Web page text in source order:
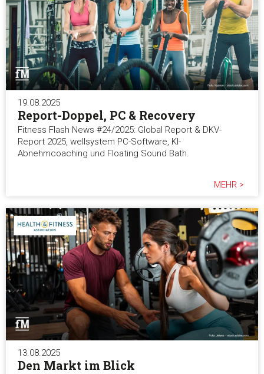
19.08.2025
Report-Doppel, PC & Recovery
Fitness Flash News #24/2025: Global Report & DKV-
Report 2025, wellsystem PC-Software, KI-
Abnehmcoaching und Floating Sound Bath.
MEHR >
13.08.2025
Den Markt im Blick